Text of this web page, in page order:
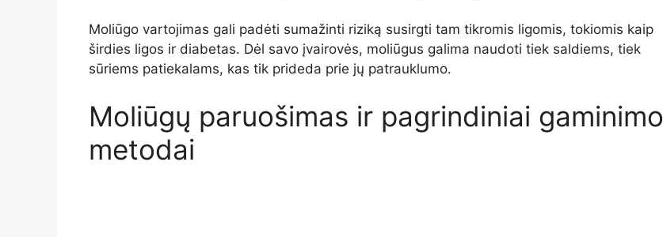
Moliūgo vartojimas gali padėti sumažinti riziką susirgti tam tikromis ligomis, tokiomis kaip
širdies ligos ir diabetas. Dėl savo įvairovės, moliūgus galima naudoti tiek saldiems, tiek
sūriems patiekalams, kas tik prideda prie jų patrauklumo.
Moliūgų paruošimas ir pagrindiniai gaminimo
metodai